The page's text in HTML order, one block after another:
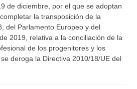
de diciembre, por el que se adoptan
la transposición de la
del Parlamento Europeo y del
2019, relativa a la conciliación de la
de los progenitores y los
deroga la Directiva 2010/18/UE del